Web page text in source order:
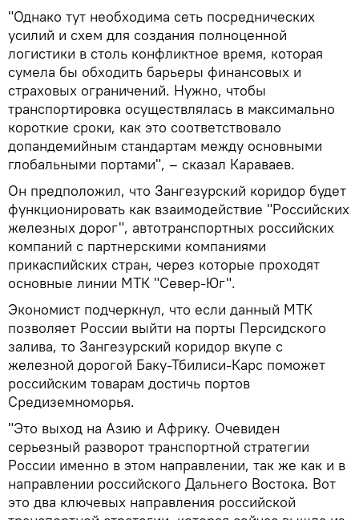
"Однако тут необходима сеть посреднических
усилий и схем для создания полноценной
логистики в столь конфликтное время, которая
сумела бы обходить барьеры финансовых и
страховых ограничений. Нужно, чтобы
транспортировка осуществлялась в максимально
короткие сроки, как это соответствовало
допандемийным стандартам между основными
глобальными портами", – сказал Караваев.
Он предположил, что Зангезурский коридор будет
функционировать как взаимодействие "Российских
железных дорог", автотранспортных российских
компаний с партнерскими компаниями
прикаспийских стран, через которые проходят
основные линии МТК "Север-Юг".
Экономист подчеркнул, что если данный МТК
позволяет России выйти на порты Персидского
залива, то Зангезурский коридор вкупе с
железной дорогой Баку-Тбилиси-Карс поможет
российским товарам достичь портов
Средиземноморья.
"Это выход на Азию и Африку. Очевиден
серьезный разворот транспортной стратегии
России именно в этом направлении, так же как и в
направлении российского Дальнего Востока. Вот
это два ключевых направления российской